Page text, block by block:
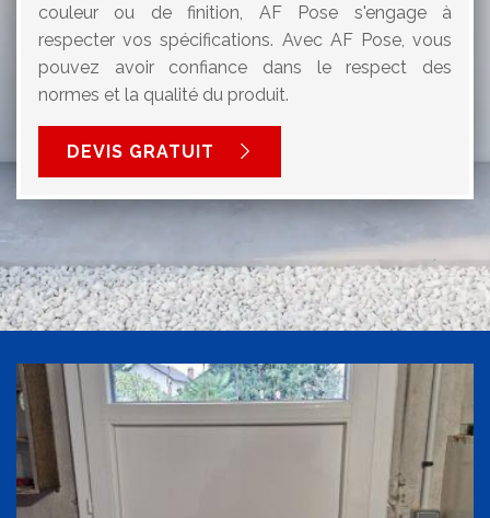
couleur ou de finition, AF Pose s'engage à
respecter vos spécifications. Avec AF Pose, vous
pouvez avoir confiance dans le respect des
normes et la qualité du produit.
DEVIS GRATUIT